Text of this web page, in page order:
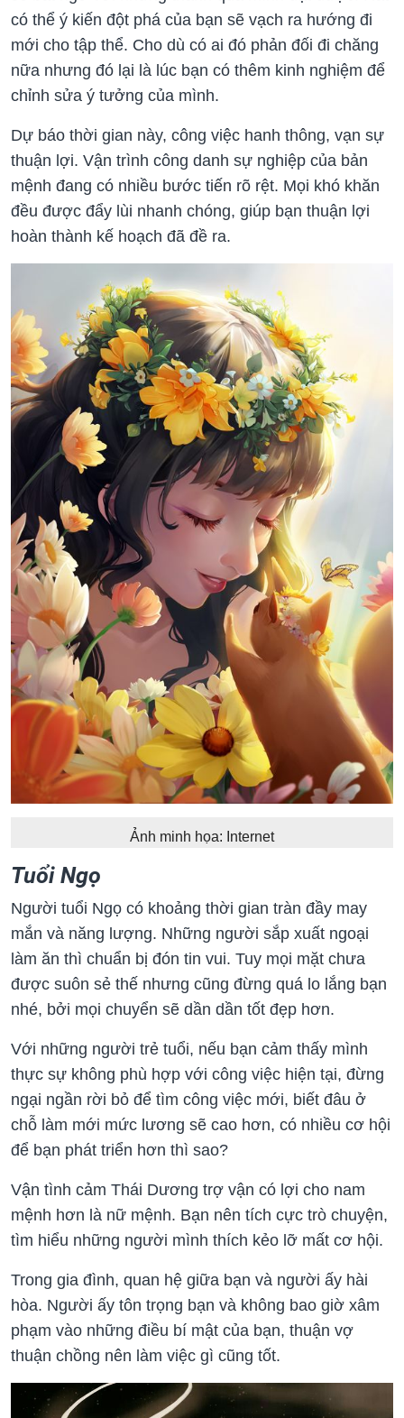
có thể ý kiến đột phá của bạn sẽ vạch ra hướng đi
mới cho tập thể. Cho dù có ai đó phản đối đi chăng
nữa nhưng đó lại là lúc bạn có thêm kinh nghiệm để
chỉnh sửa ý tưởng của mình.
Dự báo thời gian này, công việc hanh thông, vạn sự
thuận lợi. Vận trình công danh sự nghiệp của bản
mệnh đang có nhiều bước tiến rõ rệt. Mọi khó khăn
đều được đẩy lùi nhanh chóng, giúp bạn thuận lợi
hoàn thành kế hoạch đã đề ra.
Ảnh minh họa: Internet
Tuổi Ngọ
Người tuổi Ngọ có khoảng thời gian tràn đầy may
mắn và năng lượng. Những người sắp xuất ngoại
làm ăn thì chuẩn bị đón tin vui. Tuy mọi mặt chưa
được suôn sẻ thế nhưng cũng đừng quá lo lắng bạn
nhé, bởi mọi chuyển sẽ dần dần tốt đẹp hơn.
Với những người trẻ tuổi, nếu bạn cảm thấy mình
thực sự không phù hợp với công việc hiện tại, đừng
ngại ngần rời bỏ để tìm công việc mới, biết đâu ở
chỗ làm mới mức lương sẽ cao hơn, có nhiều cơ hội
để bạn phát triển hơn thì sao?
Vận tình cảm Thái Dương trợ vận có lợi cho nam
mệnh hơn là nữ mệnh. Bạn nên tích cực trò chuyện,
tìm hiểu những người mình thích kẻo lỡ mất cơ hội.
Trong gia đình, quan hệ giữa bạn và người ấy hài
hòa. Người ấy tôn trọng bạn và không bao giờ xâm
phạm vào những điều bí mật của bạn, thuận vợ
thuận chồng nên làm việc gì cũng tốt.